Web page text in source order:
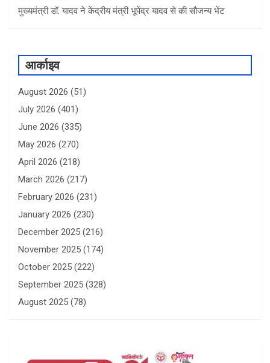
मुख्यमंत्री डॉ. यादव ने केंद्रीय मंत्री भूपेंद्र यादव से की सौजन्य भेंट
आर्काइव
August 2026 (51)
July 2026 (401)
June 2026 (335)
May 2026 (270)
April 2026 (218)
March 2026 (217)
February 2026 (231)
January 2026 (230)
December 2025 (216)
November 2025 (174)
October 2025 (222)
September 2025 (328)
August 2025 (78)